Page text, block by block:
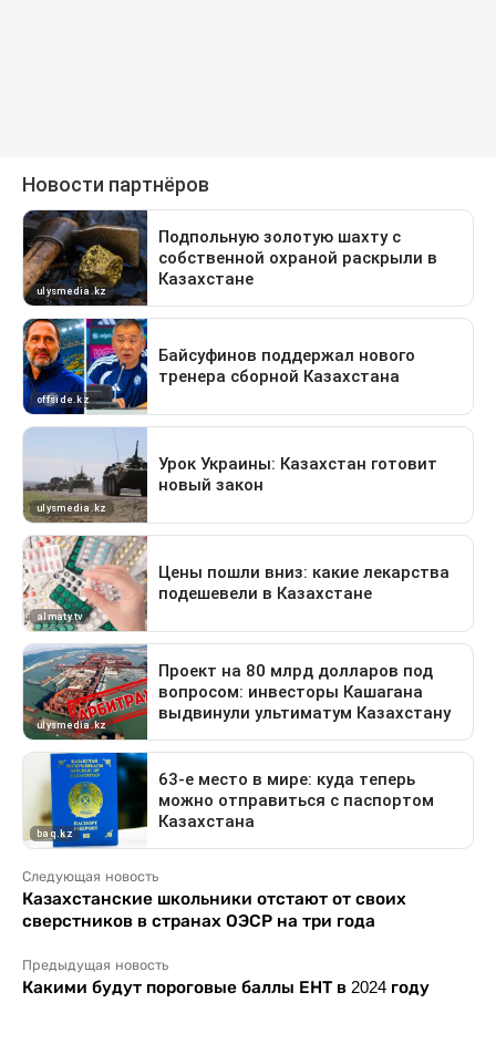
Следующая новость
Казахстанские школьники отстают от своих
сверстников в странах ОЭСР на три года
Предыдущая новость
Какими будут пороговые баллы ЕНТ в 2024 году